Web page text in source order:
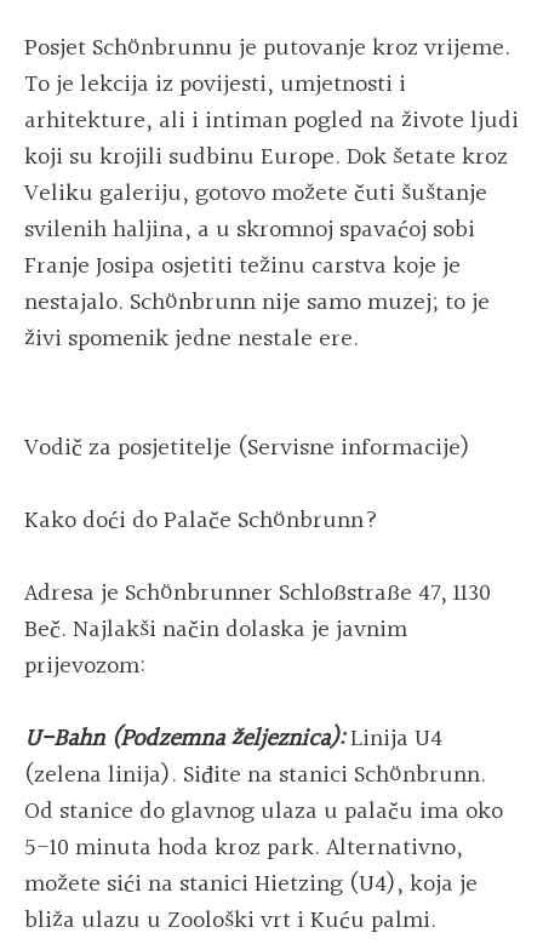
Posjet Schönbrunnu je putovanje kroz vrijeme.
To je lekcija iz povijesti, umjetnosti i
arhitekture, ali i intiman pogled na živote ljudi
koji su krojili sudbinu Europe. Dok šetate kroz
Veliku galeriju, gotovo možete čuti šuštanje
svilenih haljina, a u skromnoj spavaćoj sobi
Franje Josipa osjetiti težinu carstva koje je
nestajalo. Schönbrunn nije samo muzej; to je
živi spomenik jedne nestale ere.
Vodič za posjetitelje (Servisne informacije)
Kako doći do Palače Schönbrunn?
Adresa je Schönbrunner Schloßstraße 47, 1130
Beč. Najlakši način dolaska je javnim
prijevozom:
U-Bahn (Podzemna željeznica):Linija U4
(zelena linija). Siđite na stanici Schönbrunn.
Od stanice do glavnog ulaza u palaču ima oko
5-10 minuta hoda kroz park. Alternativno,
možete sići na stanici Hietzing (U4), koja je
bliža ulazu u Zoološki vrt i Kuću palmi.